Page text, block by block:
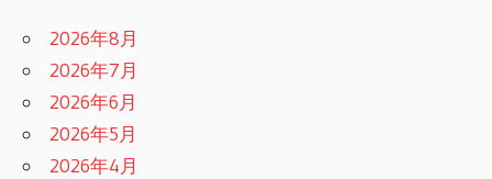
2026年8月
2026年7月
2026年6月
2026年5月
2026年4月